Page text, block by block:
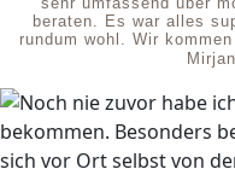
beraten. Es war alles
rundum wohl. Wir